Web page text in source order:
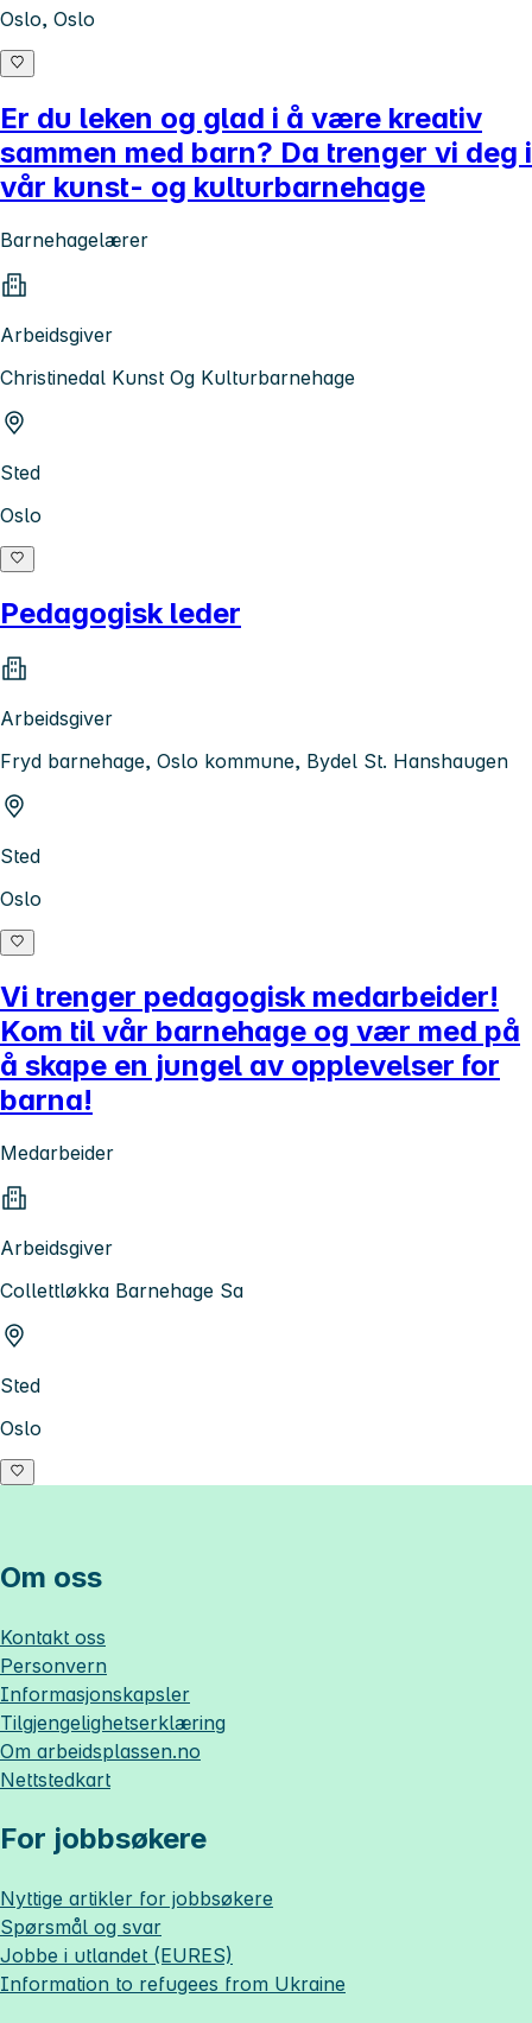
Oslo, Oslo
Er du leken og glad i å være kreativ
sammen med barn? Da trenger vi deg i
vår kunst- og kulturbarnehage
Barnehagelærer
Arbeidsgiver
Christinedal Kunst Og Kulturbarnehage
Sted
Oslo
Pedagogisk leder
Arbeidsgiver
Fryd barnehage, Oslo kommune, Bydel St. Hanshaugen
Sted
Oslo
Vi trenger pedagogisk medarbeider!
Kom til vår barnehage og vær med på
å skape en jungel av opplevelser for
barna!
Medarbeider
Arbeidsgiver
Collettløkka Barnehage Sa
Sted
Oslo
Om oss
Kontakt oss
Personvern
Informasjonskapsler
Tilgjengelighetserklæring
Om arbeidsplassen.no
Nettstedkart
For jobbsøkere
Nyttige artikler for jobbsøkere
Spørsmål og svar
Jobbe i utlandet (EURES)
Information to refugees from Ukraine